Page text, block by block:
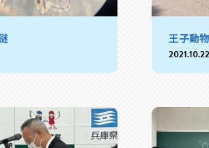
王子動
2021.10.22